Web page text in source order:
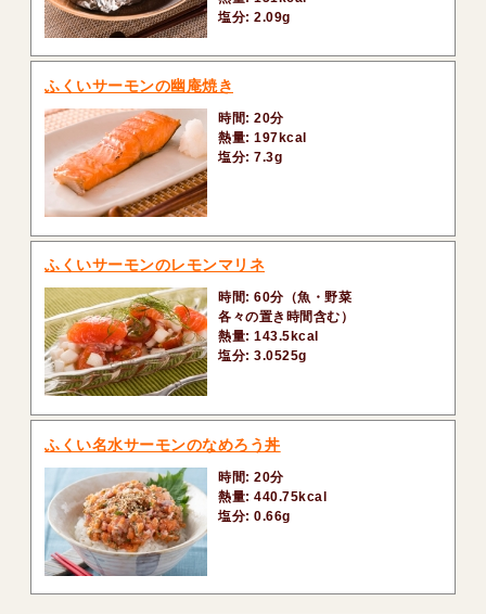
塩分: 2.09g
ふくいサーモンの幽庵焼き
時間: 20分
熱量: 197kcal
塩分: 7.3g
ふくいサーモンのレモンマリネ
時間: 60分（魚・野菜
各々の置き時間含む）
熱量: 143.5kcal
塩分: 3.0525g
ふくい名水サーモンのなめろう丼
時間: 20分
熱量: 440.75kcal
塩分: 0.66g